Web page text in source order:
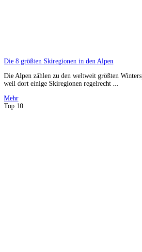
Die 8 größten Skiregionen in den Alpen
Die Alpen zählen zu den weltweit größten
weil dort einige Skiregionen regelrecht ...
Mehr
Top 10